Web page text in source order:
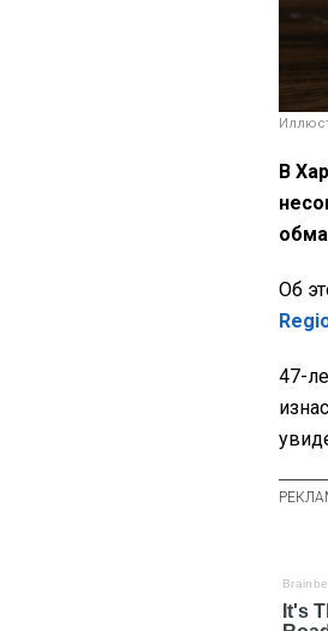
В
Об
47-